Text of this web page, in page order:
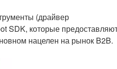
(драйвер
SDK, которые
нацелен на рынок B2B.